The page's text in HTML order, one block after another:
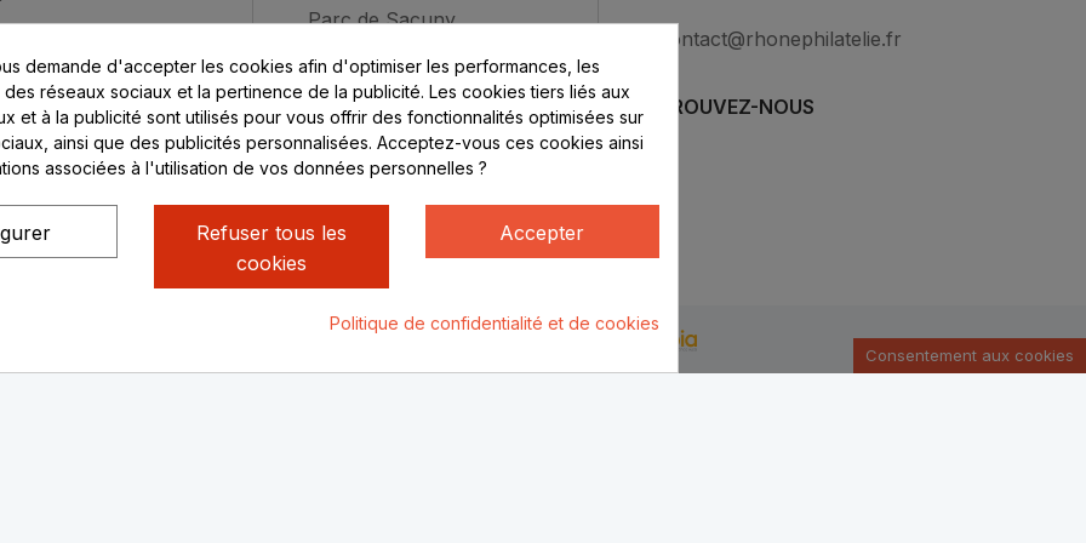
nous
Parc de Sacuny
Lundi au vendredi :
8h - 16h
uniquement sur Rendez-
vous
contact@rhonephilatelie.fr
RETROUVEZ-NOUS
© Rhone Philatelie 2021
demande d'accepter les cookies afin d'optimiser les performances, les
réseaux sociaux et la pertinence de la publicité. Les cookies tiers liés aux
et à la publicité sont utilisés pour vous offrir des fonctionnalités optimisées sur
ainsi que des publicités personnalisées. Acceptez-vous ces cookies ainsi
associées à l'utilisation de vos données personnelles ?
Accepter
Refuser tous les
cookies
Politique de confidentialité et de cookies
Consentement aux cookies